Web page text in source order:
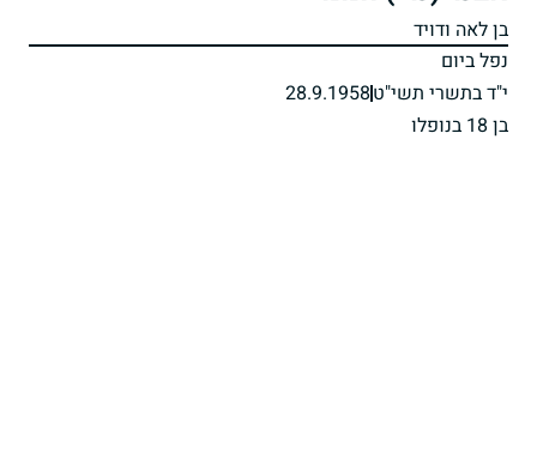
בן לאה ודויד
נפל ביום
י"ד בתשרי תשי"ט28.9.1958
בן 18 בנופלו